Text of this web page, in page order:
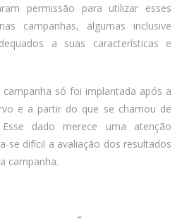
permissão para utilizar esses
campanhas, algumas inclusive
a suas características e
só foi implantada após a
e a partir do que se chamou de
dado merece uma atenção
se difícil a avaliação dos resultados
campanha.